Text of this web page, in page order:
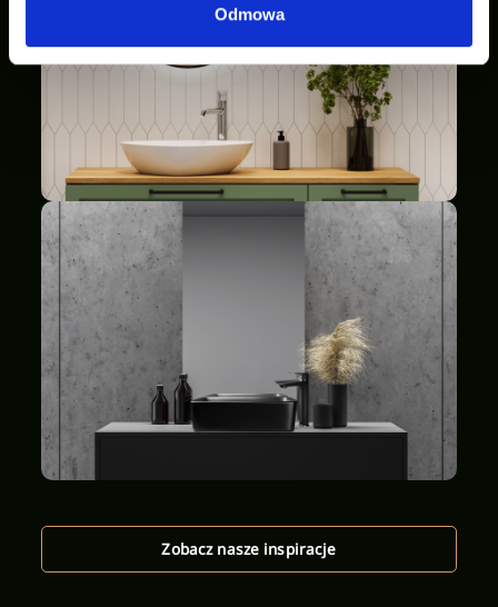
Odmowa
Zobacz nasze inspiracje